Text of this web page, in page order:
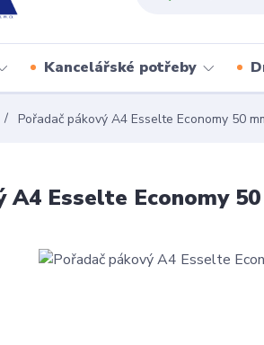
Kancelářské potřeby
Pořadač pákový A4 Esselte Economy 50
A4 Esselte Economy